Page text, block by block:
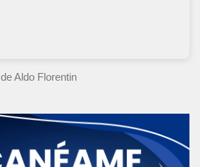
de Aldo Florentin